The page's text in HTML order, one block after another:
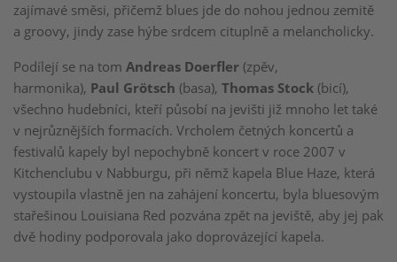
zajímavé směsi, přičemž blues jde do nohou jednou zemitě
a groovy, jindy zase hýbe srdcem cituplně a melancholicky.
Podílejí se na tom Andreas Doerfler (zpěv,
harmonika), Paul Grötsch (basa), Thomas Stock (bicí),
všechno hudebníci, kteří působí na jevišti již mnoho let také
v nejrůznějších formacích. Vrcholem četných koncertů a
festivalů kapely byl nepochybně koncert v roce 2007 v
Kitchenclubu v Nabburgu, při němž kapela Blue Haze, která
vystoupila vlastně jen na zahájení koncertu, byla bluesovým
stařešinou Louisiana Red pozvána zpět na jeviště, aby jej pak
dvě hodiny podporovala jako doprovázející kapela.